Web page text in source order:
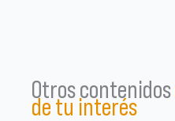
Otros contenidos
de tu interés